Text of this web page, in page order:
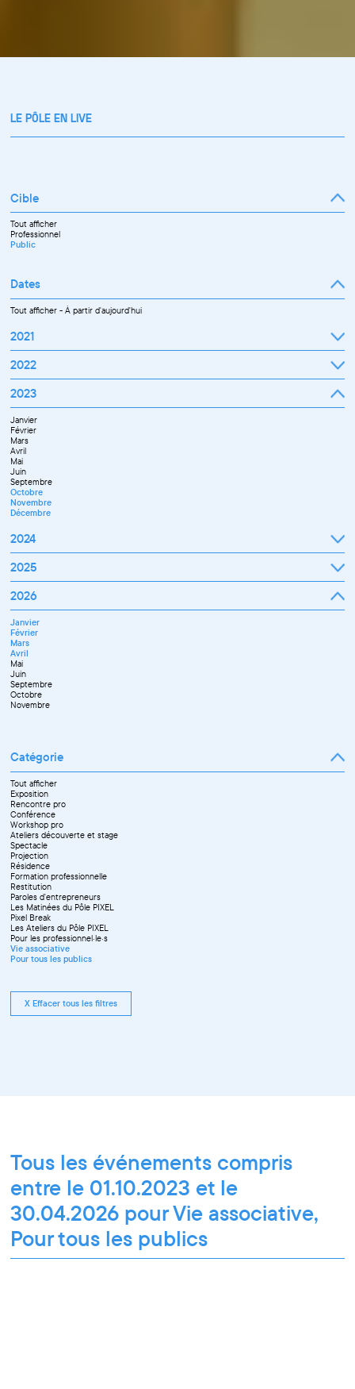
LE PÔLE EN LIVE
Cible
Tout afficher
Professionnel
Public
Dates
Tout afficher-À partir d'aujourd'hui
2021
Septembre
Octobre
Novembre
Décembre
2022
Janvier
Février
Mars
Avril
Mai
Juin
Juillet
Septembre
Octobre
Novembre
Décembre
2023
Janvier
Février
Mars
Avril
Mai
Juin
Septembre
Octobre
Novembre
Décembre
2024
Janvier
Février
Mars
Avril
Juillet
Septembre
Novembre
Décembre
2025
Janvier
Février
Mars
Avril
Mai
Juin
Juillet
Septembre
Octobre
Novembre
Décembre
2026
Janvier
Février
Mars
Avril
Mai
Juin
Septembre
Octobre
Novembre
Catégorie
Tout afficher
Exposition
Rencontre pro
Conférence
Workshop pro
Ateliers découverte et stage
Spectacle
Projection
Résidence
Formation professionnelle
Restitution
Paroles d'entrepreneurs
Les Matinées du Pôle PIXEL
Pixel Break
Les Ateliers du Pôle PIXEL
Pour les professionnel·le·s
Vie associative
Pour tous les publics
X Effacer tous les filtres
Tous les événements compris
entre le 01.10.2023 et le
30.04.2026 pour Vie associative,
Pour tous les publics